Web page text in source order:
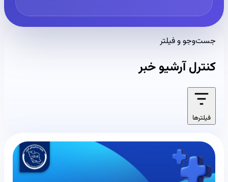
جست‌وجو و فیلتر
کنترل آرشیو خبر
فیلترها